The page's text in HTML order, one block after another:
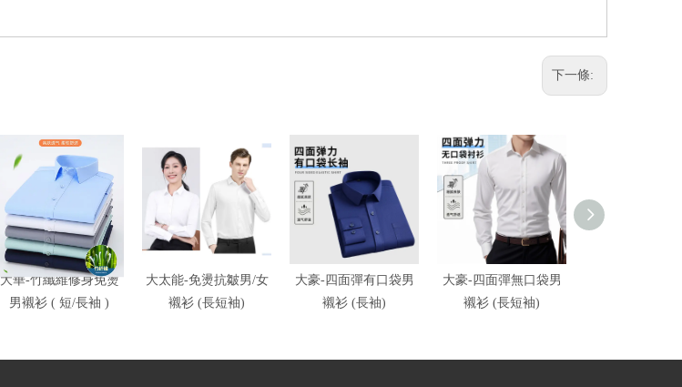
下一條:
大華-竹纖維修身免燙
男襯衫 ( 短/長袖 )
大太能-免燙抗皺男/女
襯衫 (長短袖)
大豪-四面彈有口袋男
襯衫 (長袖)
大豪-四面彈無口袋男
襯衫 (長短袖)